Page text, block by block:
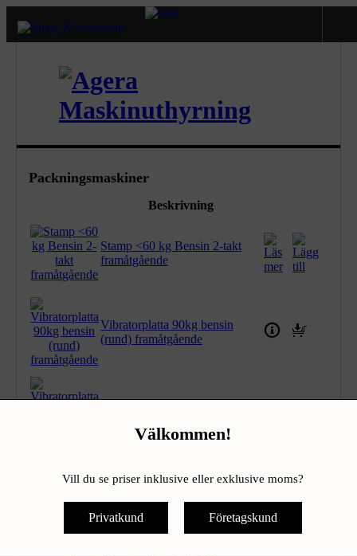
Välkommen!
Vill du se priser inklusive eller exklusive moms?
Privatkund Företagskund
Packningsmaskiner
Beskrivning
Stamp <60 kg Bensin 2-takt
framåtgående
Vibratorplatta 90kg bensin
(rund) framåtgående
Vibratorplatta < 100kg bensin
Vibratorplatta 100-150kg